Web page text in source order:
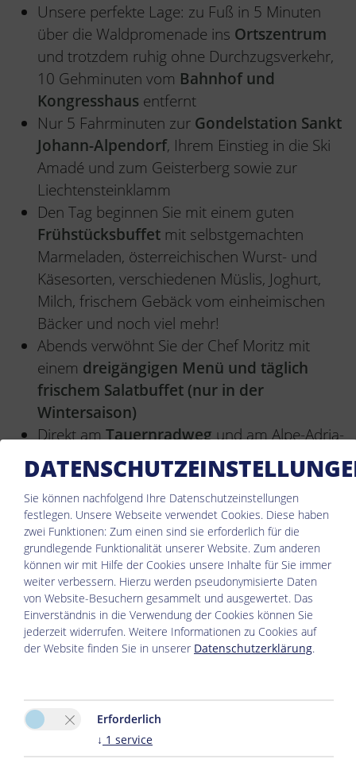
Unsere perfekte Lage: zu Fuß in 5 Minuten
über die Waldpromenade ins Ortszentrum
und trotzdem ruhig ohne Durchzugsverkehr,
10 Gehminuten vom Bahnhof und
Kongresshaus entfernt
Nur 5 Fahrminuten zur Gondelstation Sankt
Johann-Alpendorf, Ihrem Einstieg in die Ski
Amadé und zum Geisterberg sowie zur
Liechtensteinklamm
Den Tag beginnen Sie mit einem guten
Frühstücksbuffet mit selbstgemachten
Marmeladen, österreichischen Wurst- und
Käsesorten, verschiedenen Müslis, Joghurt,
Milch, frischem Gebäck vom einheimischen
Bäcker und noch viel mehr!
Abends verwöhnt Sie der Chef Moritz mit
einem dreigängigen Menü und täglich
frischem Salatbuffet (nur in der
Wintersaison)
Direkt amTauernradwegund am Alpe-Adria-
Radweg gelegen, auch bestens als
Laufstrecke oder Sparzierweg geeignet
SchnellesGratis-WLANim ganzen Haus
KostenloserFahrradverleihim Sommer und
Rodelverleihim Winter
Unser großerGarten.
Sie können nachfolgend Ihre Datenschutzeinstellungen
festlegen. Unsere Webseite verwendet Cookies. Diese haben
zwei Funktionen: Zum einen sind sie erforderlich für die
grundlegende Funktionalität unserer Website. Zum anderen
können wir mit Hilfe der Cookies unsere Inhalte für Sie immer
weiter verbessern. Hierzu werden pseudonymisierte Daten
von Website-Besuchern gesammelt und ausgewertet. Das
Einverständnis in die Verwendung der Cookies können Sie
jederzeit widerrufen. Weitere Informationen zu Cookies auf
der Website finden Sie in unserer Datenschutzerklärung.
Erforderlich
↓ 1 service